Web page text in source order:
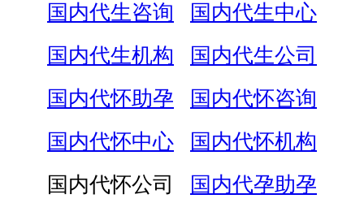
国内代生咨询
国内代生中心
国内代生机构
国内代生公司
国内代怀助孕
国内代怀咨询
国内代怀中心
国内代怀机构
国内代怀公司
国内代孕助孕